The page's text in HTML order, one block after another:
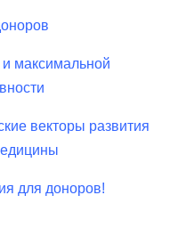
максимальной
векторы развития
для доноров!